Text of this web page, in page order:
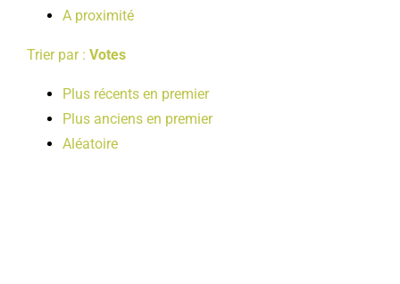
A proximité
Trier par : Votes
Plus récents en premier
Plus anciens en premier
Aléatoire